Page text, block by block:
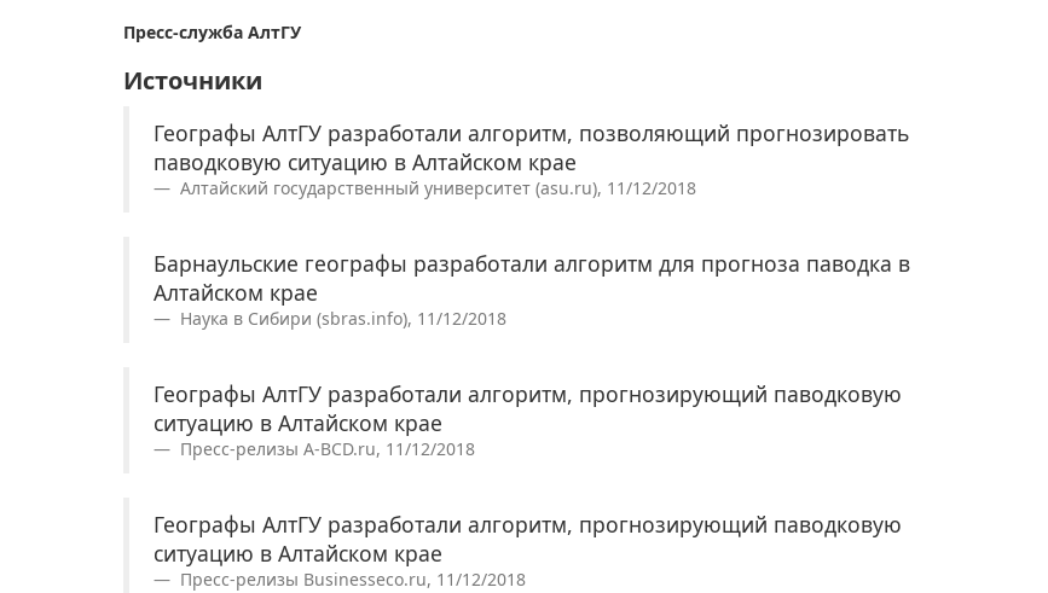
Пресс-служба АлтГУ
Источники
Географы АлтГУ разработали алгоритм, позволяющий прогнозировать
паводковую ситуацию в Алтайском крае
Алтайский государственный университет (asu.ru), 11/12/2018
Барнаульские географы разработали алгоритм для прогноза паводка в
Алтайском крае
Наука в Сибири (sbras.info), 11/12/2018
Географы АлтГУ разработали алгоритм, прогнозирующий паводковую
ситуацию в Алтайском крае
Пресс-релизы A-BCD.ru, 11/12/2018
Географы АлтГУ разработали алгоритм, прогнозирующий паводковую
ситуацию в Алтайском крае
Пресс-релизы Businesseco.ru, 11/12/2018